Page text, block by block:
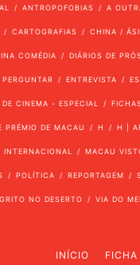
ANTROPOFOBIAS A
CARTOGRAFIAS CHINA /
COMÉDIA DIÁRIOS DE
ENTREVISTA
CINEMA - ESPECIAL
PRÉMIO DE MACAU H H |
INTERNACIONAL MACAU
POLÍTICA REPORTAGEM
NO DESERTO VIA DO
INÍCIO